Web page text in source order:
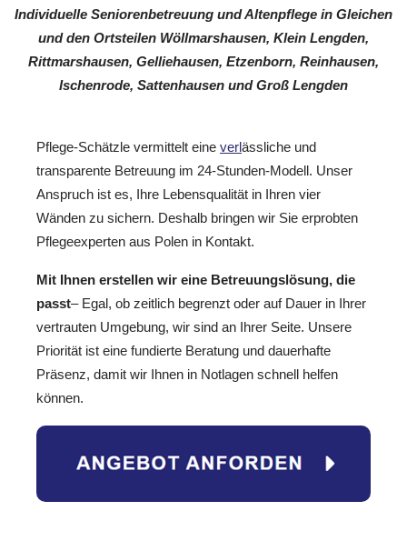
Individuelle Seniorenbetreuung und Altenpflege in Gleichen
und den Ortsteilen Wöllmarshausen, Klein Lengden,
Rittmarshausen, Gelliehausen, Etzenborn, Reinhausen,
Ischenrode, Sattenhausen und Groß Lengden
Pflege-Schätzle vermittelt eine verlässliche und
transparente Betreuung im 24-Stunden-Modell. Unser
Anspruch ist es, Ihre Lebensqualität in Ihren vier
Wänden zu sichern. Deshalb bringen wir Sie erprobten
Pflegeexperten aus Polen in Kontakt.
Mit Ihnen erstellen wir eine Betreuungslösung, die
passt– Egal, ob zeitlich begrenzt oder auf Dauer in Ihrer
vertrauten Umgebung, wir sind an Ihrer Seite. Unsere
Priorität ist eine fundierte Beratung und dauerhafte
Präsenz, damit wir Ihnen in Notlagen schnell helfen
können.